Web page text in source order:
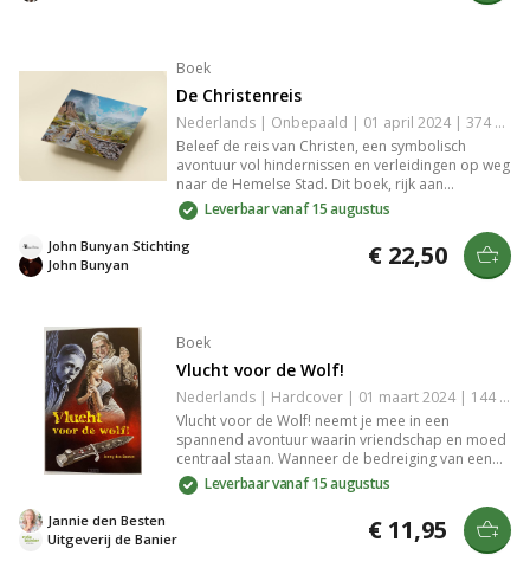
Boek
De Christenreis
Nederlands | Onbepaald | 01 april 2024 | 374 pagina's | 9789491570322
Beleef de reis van Christen, een symbolisch
avontuur vol hindernissen en verleidingen op weg
naar de Hemelse Stad. Dit boek, rijk aan
allegorieën, biedt waardevolle levenslessen en
diepgaande inzichten in geloof en volharding.
Perfect voor liefhebbers van spirituele literatuur
en klassieke verhalen.
Leverbaar vanaf 15 augustus
John Bunyan
John Bunyan Stichting € 22,50
Boek
Vlucht voor de Wolf!
Nederlands | Hardcover | 01 maart 2024 | 144 pagina's | 9789402909845
Vlucht voor de Wolf! neemt je mee in een
spannend avontuur waarin vriendschap en moed
centraal staan. Wanneer de bedreiging van een
wolf de rust verstoort, moeten de
hoofdpersonages hun angsten overwinnen en
samenwerken om het gevaar het hoofd te bieden.
Dit meeslepende verhaal prikkelt de verbeelding
en laat je nadenken over samenzijn en veerkracht.
Leverbaar vanaf 15 augustus
Uitgeverij de Banier
Jannie den Besten € 11,95